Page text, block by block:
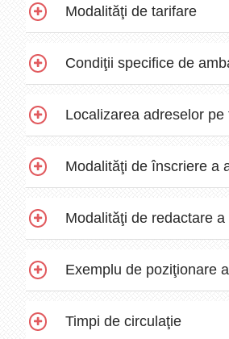
Modalităţi de tarifare
Condiţii specifice de
Localizarea adreselor
Modalităţi de înscriere a
Modalităţi de redactare
Exemplu de poziţionare
Timpi de circulaţie